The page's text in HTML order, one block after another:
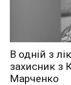
В одній з
захисник з
Марченко